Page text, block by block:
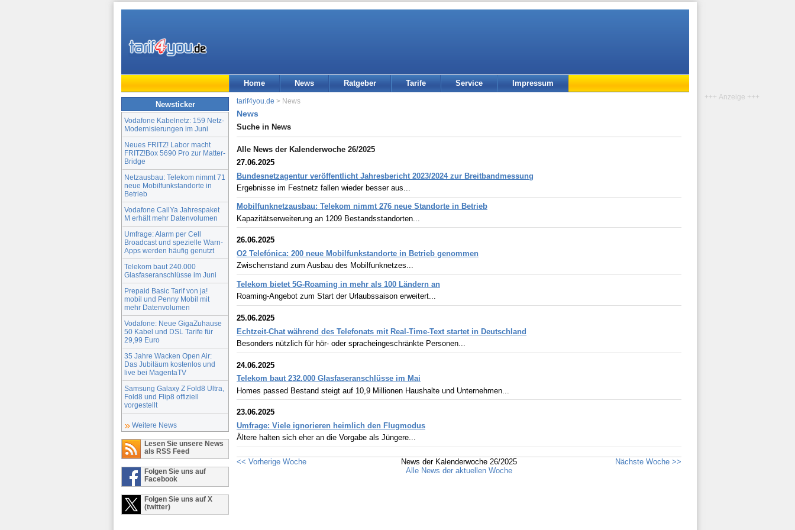
Home News Ratgeber Tarife Service Impressum
Newsticker
Vodafone Kabelnetz: 159 Netz-
Modernisierungen im Juni
Neues FRITZ! Labor macht
FRITZ!Box 5690 Pro zur Matter-
Bridge
Netzausbau: Telekom nimmt 71
neue Mobilfunkstandorte in
Betrieb
Vodafone CallYa Jahrespaket
M erhält mehr Datenvolumen
Umfrage: Alarm per Cell
Broadcast und spezielle Warn-
Apps werden häufig genutzt
Telekom baut 240.000
Glasfaseranschlüsse im Juni
Prepaid Basic Tarif von ja!
mobil und Penny Mobil mit
mehr Datenvolumen
Vodafone: Neue GigaZuhause
50 Kabel und DSL Tarife für
29,99 Euro
35 Jahre Wacken Open Air:
Das Jubiläum kostenlos und
live bei MagentaTV
Samsung Galaxy Z Fold8 Ultra,
Fold8 und Flip8 offiziell
vorgestellt
Weitere News
Lesen Sie unsere News
als RSS Feed
Folgen Sie uns auf
Facebook
Folgen Sie uns auf X
(twitter)
tarif4you.de > News
News
Suche in News
Alle News der Kalenderwoche 26/2025
27.06.2025
Bundesnetzagentur veröffentlicht Jahresbericht 2023/2024 zur Breitbandmessung
Ergebnisse im Festnetz fallen wieder besser aus...
Mobilfunknetzausbau: Telekom nimmt 276 neue Standorte in Betrieb
Kapazitätserweiterung an 1209 Bestandsstandorten...
26.06.2025
O2 Telefónica: 200 neue Mobilfunkstandorte in Betrieb genommen
Zwischenstand zum Ausbau des Mobilfunknetzes...
Telekom bietet 5G-Roaming in mehr als 100 Ländern an
Roaming-Angebot zum Start der Urlaubssaison erweitert...
25.06.2025
Echtzeit-Chat während des Telefonats mit Real-Time-Text startet in Deutschland
Besonders nützlich für hör- oder spracheingeschränkte Personen...
24.06.2025
Telekom baut 232.000 Glasfaseranschlüsse im Mai
Homes passed Bestand steigt auf 10,9 Millionen Haushalte und Unternehmen...
23.06.2025
Umfrage: Viele ignorieren heimlich den Flugmodus
Ältere halten sich eher an die Vorgabe als Jüngere...
<< Vorherige Woche
News der Kalenderwoche 26/2025
Alle News der aktuellen Woche
Nächste Woche >>
+++ Anzeige +++